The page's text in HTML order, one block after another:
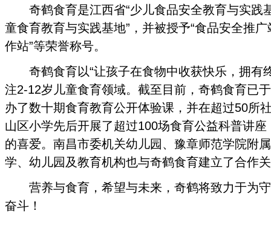
奇鹤食育是江西省“少儿食品安全教育与实践
童食育教育与实践基地”，并被授予“食品安全推
作站”等荣誉称号。
奇鹤食育以“让孩子在食物中收获快乐，拥有
注2-12岁儿童食育领域。截至目前，奇鹤食育已
办了数十期食育教育公开体验课，并在超过50所
山区小学先后开展了超过100场食育公益科普讲
的喜爱。南昌市委机关幼儿园、豫章师范学院附
学、幼儿园及教育机构也与奇鹤食育建立了合作
营养与食育，希望与未来，奇鹤将致力于为守
奋斗！